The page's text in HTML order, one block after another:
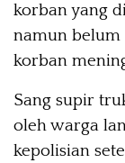
korban yang
namun belum
korban
Sang supir
oleh warga
kepolisian